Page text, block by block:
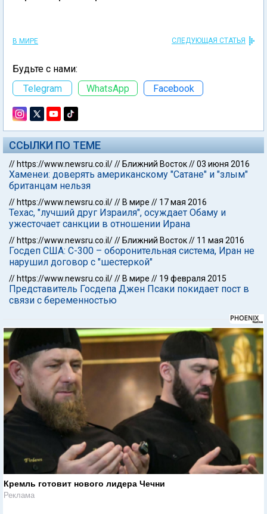
В МИРЕ СЛЕДУЮЩАЯ СТАТЬЯ
Будьте с нами:
Telegram
WhatsApp Facebook
ССЫЛКИ ПО ТЕМЕ
// https://www.newsru.co.il/// Ближний Восток//03 июня 2016
Хаменеи: доверять американскому "Сатане" и "злым"
британцам нельзя
// https://www.newsru.co.il/// В мире // 17 мая 2016
Техас, "лучший друг Израиля", осуждает Обаму и
ужесточает санкции в отношении Ирана
// https://www.newsru.co.il/// Ближний Восток// 11 мая 2016
Госдеп США: С-300 – оборонительная система, Иран не
нарушил договор с "шестеркой"
// https://www.newsru.co.il/// В мире // 19 февраля 2015
Представитель Госдепа Джен Псаки покидает пост в
связи с беременностью
Кремль готовит нового лидера Чечни
Реклама